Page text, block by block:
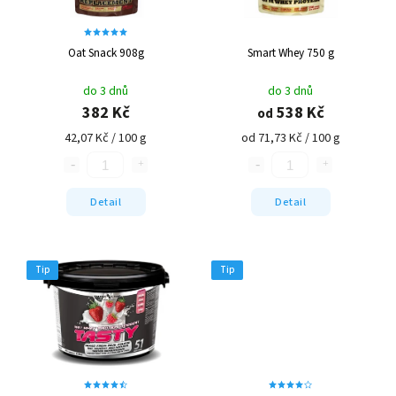
Oat Snack 908g
do 3 dnů
382 Kč
42,07 Kč / 100 g
Detail
Smart Whey 750 g
do 3 dnů
od 538 Kč
od 71,73 Kč / 100 g
Detail
Tip Tip